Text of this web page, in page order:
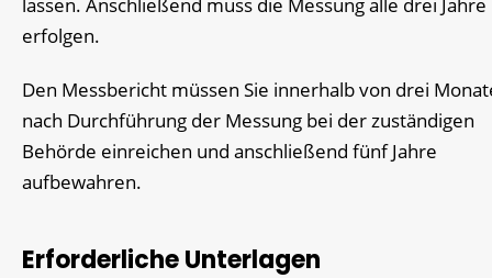
lassen. Anschließend muss die Messung alle drei Jahre
erfolgen.
Den Messbericht müssen Sie innerhalb von drei
nach Durchführung der Messung bei der zuständigen
Behörde einreichen und anschließend fünf Jahre
aufbewahren.
Erforderliche Unterlagen